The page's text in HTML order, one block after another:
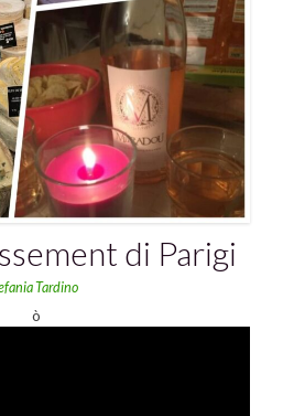
di Parigi
Tardino
ò